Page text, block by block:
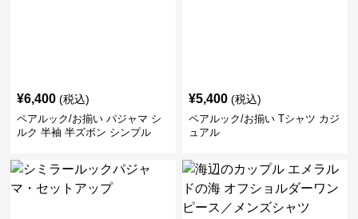
¥6,400 (税込)
ペアルック/お揃い パジャマ シ
ルク 半袖 半ズボン シンプル
¥5,400 (税込)
ペアルック/お揃い Tシャツ カジ
ュアル